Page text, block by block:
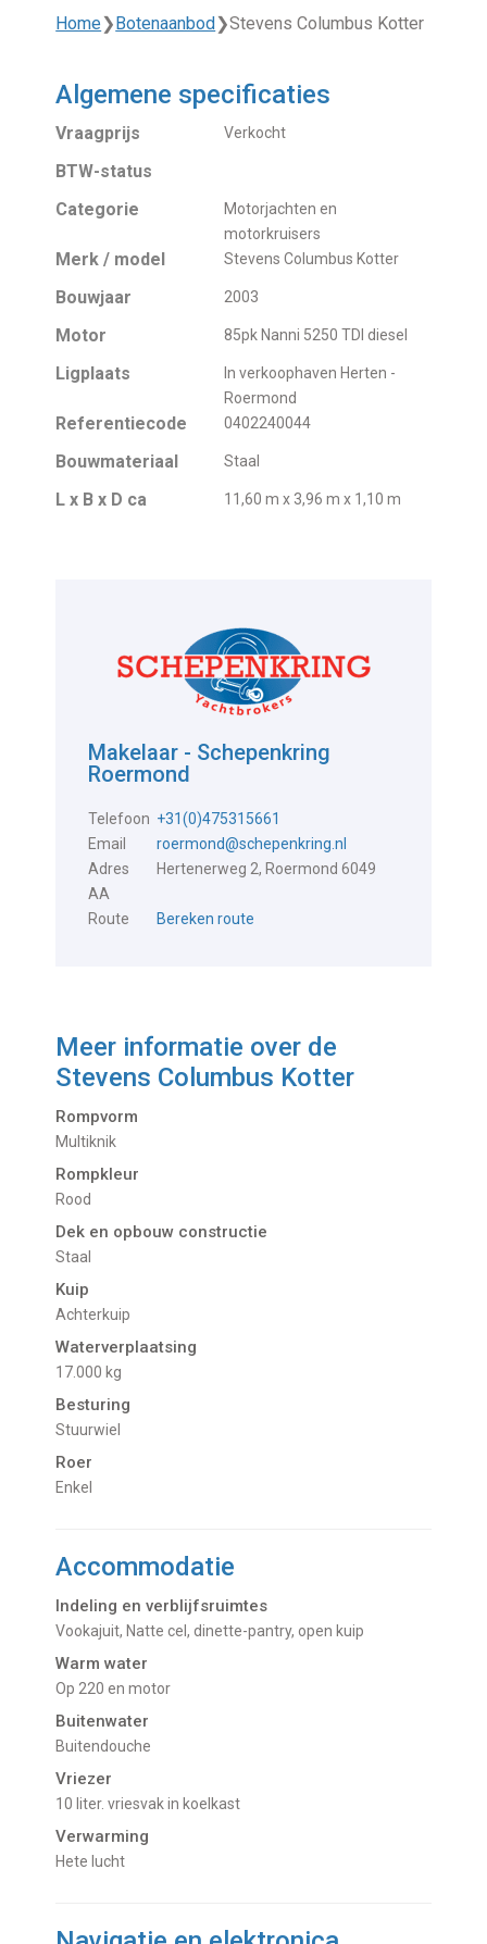
Home❯ Botenaanbod ❯Stevens Columbus Kotter
Algemene specificaties
Vraagprijs Verkocht
BTW-status
Categorie
Motorjachten en
motorkruisers
Merk / model Stevens Columbus Kotter
Bouwjaar 2003
Motor 85pk Nanni 5250 TDI diesel
Ligplaats
In verkoophaven Herten -
Roermond
Referentiecode 0402240044
Bouwmateriaal Staal
L x B x D ca 11,60 m x 3,96 m x 1,10 m
Makelaar - Schepenkring
Roermond
Telefoon +31(0)475315661
Email
roermond@schepenkring.nl
Adres
Hertenerweg 2, Roermond 6049
AA
Route
Bereken route
Meer informatie over de
Stevens Columbus Kotter
Rompvorm
Multiknik
Rompkleur
Rood
Dek en opbouw constructie
Staal
Kuip
Achterkuip
Waterverplaatsing
17.000 kg
Besturing
Stuurwiel
Roer
Enkel
Accommodatie
Indeling en verblijfsruimtes
Vookajuit, Natte cel, dinette-pantry, open kuip
Warm water
op 220 en motor
Buitenwater
buitendouche
Vriezer
10 liter. vriesvak in koelkast
Verwarming
hete lucht